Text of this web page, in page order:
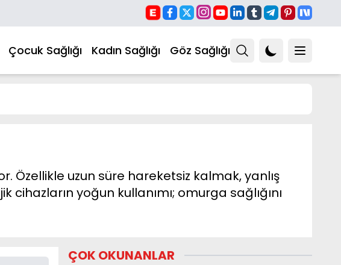
Çocuk Sağlığı Kadın Sağlığı Göz Sağlığı
Özellikle uzun süre hareketsiz kalmak, yanlış
yoğun kullanımı; omurga sağlığını
ÇOK OKUNANLAR